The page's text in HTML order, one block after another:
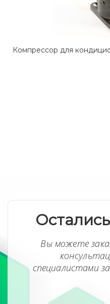
Компрессор для
Вы можете
специалистами